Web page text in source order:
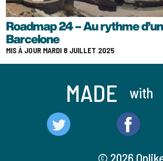
Roadmap 24 – Au rythme
Barcelone
MIS À JOUR MARDI 8 JUILLET 2025
MADE with
© 2026